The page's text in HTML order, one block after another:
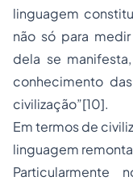
linguagem
não só para
dela se
conhecimento
civilização”[10].
Em termos de
linguagem
Particularmente